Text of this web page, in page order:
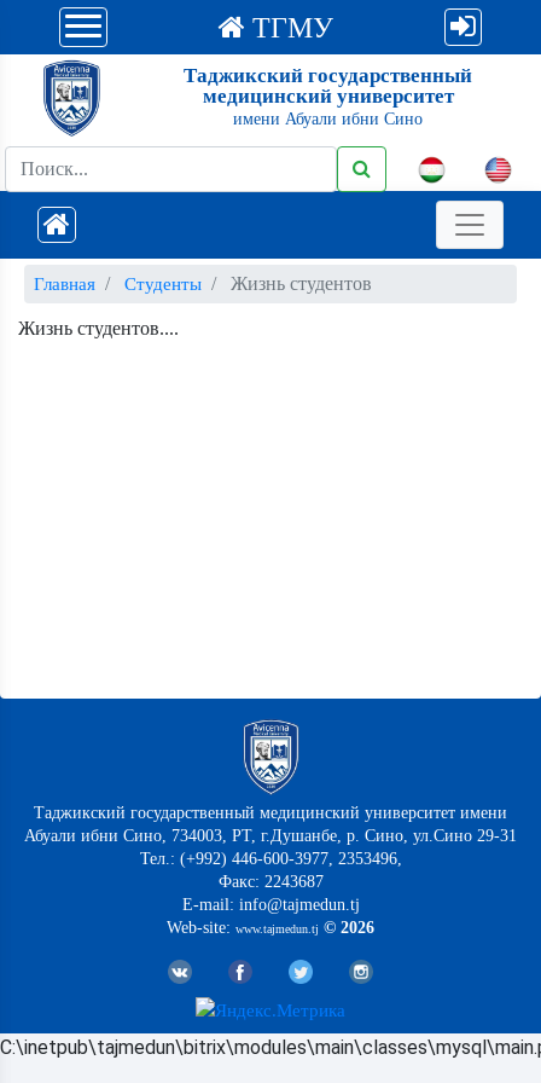
ТГМУ
Таджикский государственный
медицинский университет
имени Абуали ибни Сино
Главная Студенты Жизнь студентов
Жизнь студентов....
Таджикский государственный медицинский университет имени
Абуали ибни Сино, 734003, РТ, г.Душанбе, р. Сино, ул.Сино 29-31
Тел.: (+992) 446-600-3977, 2353496,
Факс: 2243687
E-mail: info@tajmedun.tj
Web-site: www.tajmedun.tj © 2026